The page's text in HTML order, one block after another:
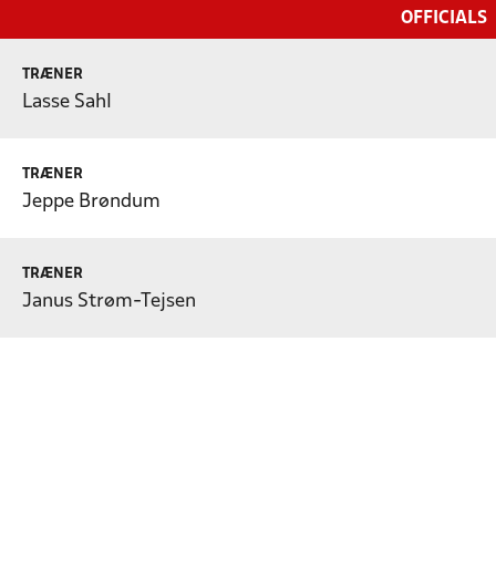
OFFICIALS
TRÆNER
Lasse Sahl
TRÆNER
Jeppe Brøndum
TRÆNER
Janus Strøm-Tejsen